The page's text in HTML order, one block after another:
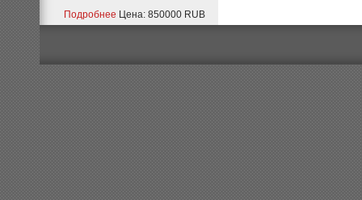
Подробнее Цена: 850000 RUB